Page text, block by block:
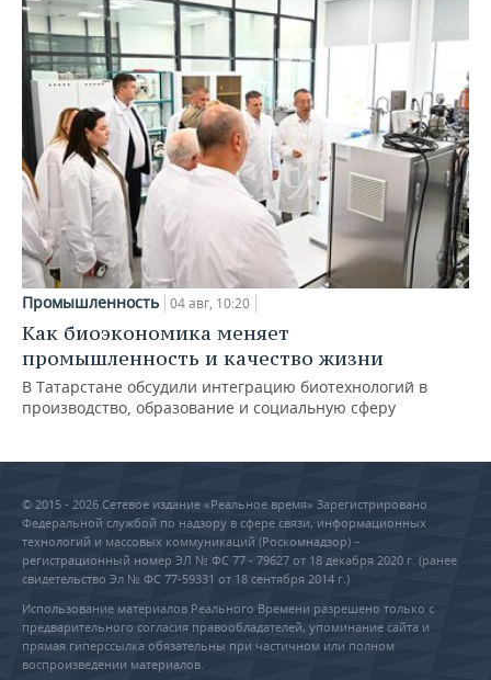
Промышленность 04 авг, 10:20
Как биоэкономика меняет
промышленность и качество жизни
В Татарстане обсудили интеграцию биотехнологий в
производство, образование и социальную сферу
© 2015 - 2026 Сетевое издание «Реальное время» Зарегистрировано
Федеральной службой по надзору в сфере связи, информационных
технологий и массовых коммуникаций (Роскомнадзор) –
регистрационный номер ЭЛ № ФС 77 - 79627 от 18 декабря 2020 г. (ранее
свидетельство Эл № ФС 77-59331 от 18 сентября 2014 г.)
Использование материалов Реального Времени разрешено только с
предварительного согласия правообладателей, упоминание сайта и
прямая гиперссылка обязательны при частичном или полном
воспроизведении материалов.